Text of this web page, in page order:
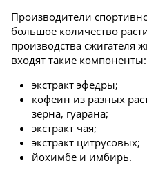
Производители
большое количество
производства сжигателя
входят такие компоненты:
экстракт эфедры;
кофеин из разных
зерна, гуарана;
экстракт чая;
экстракт цитрусовых;
йохимбе и имбирь.